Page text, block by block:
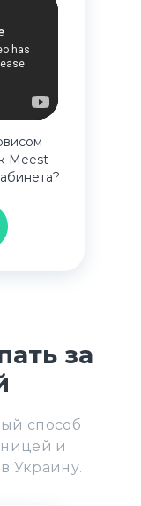
Meest
за
способ
и
Украину.